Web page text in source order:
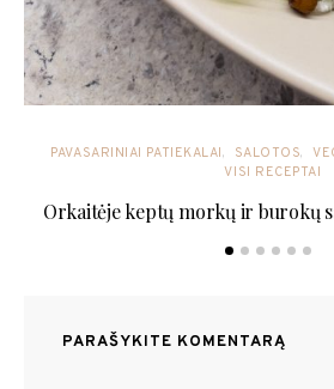
PAVASARINIAI PATIEKALAI SALOTOS
VISI RECEPTAI
Orkaitėje keptų morkų ir burokų
PARAŠYKITE KOMENTARĄ